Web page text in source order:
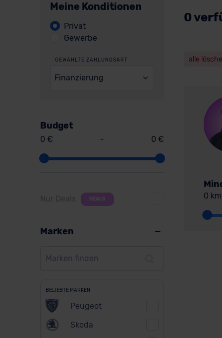
Meine Konditionen
Privat
Gewerbe
GEWÄHLTE ZAHLUNGSART
Finanzierung
Budget
0 € - 0 €
Nur Deals DEALS
Marken
BELIEBTE MARKEN
Peugeot
Skoda
0
alle
0 km